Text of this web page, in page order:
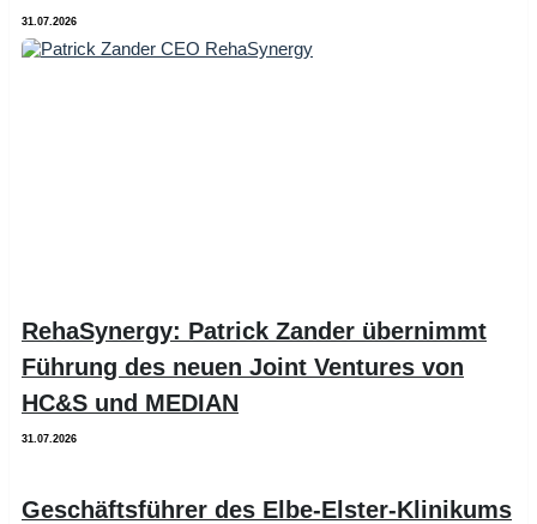
31.07.2026
RehaSynergy: Patrick Zander übernimmt
Führung des neuen Joint Ventures von
HC&S und MEDIAN
31.07.2026
Geschäftsführer des Elbe-Elster-Klinikums